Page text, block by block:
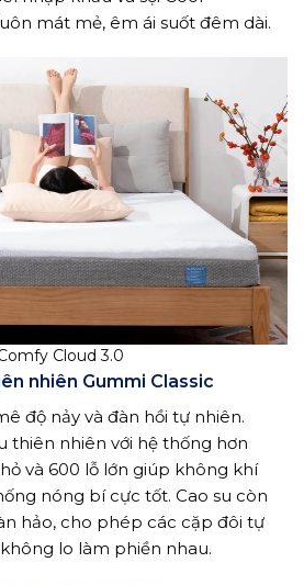
mát mẻ, êm ái suốt đêm dài.
Cloud 3.0
nhiên Gummi Classic
độ nảy và đàn hồi tự nhiên.
thiên nhiên với hệ thống hơn
và 600 lỗ lớn giúp không khí
nóng bí cực tốt. Cao su còn
hảo, cho phép các cặp đôi tự
lo làm phiền nhau.